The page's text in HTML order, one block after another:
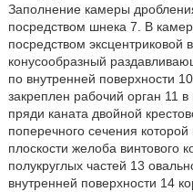
Заполнение камеры
посредством шнека 7. В
посредством эксцентриковой
конусообразный
по внутренней поверхности
закреплен рабочий орган 11
пряди каната двойной
поперечного сечения
плоскости желоба винтового
полукруглых частей 13
внутренней поверхности 14